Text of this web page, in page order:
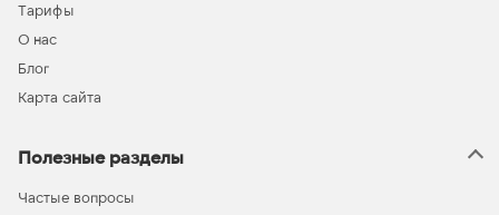
Тарифы
О нас
Блог
Карта сайта
Полезные разделы
Частые вопросы